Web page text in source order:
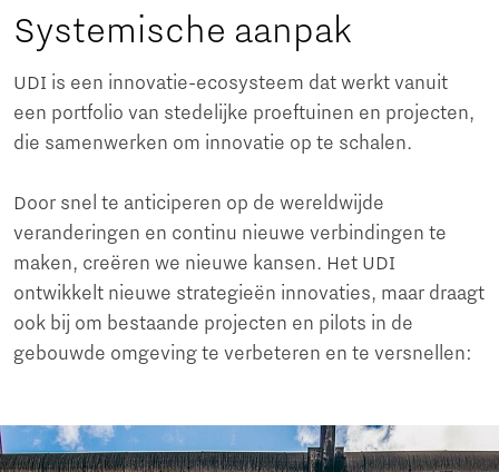
Systemische aanpak
UDI is een innovatie-ecosysteem dat werkt vanuit
een portfolio van stedelijke proeftuinen en projecten,
die samenwerken om innovatie op te schalen.
Door snel te anticiperen op de wereldwijde
veranderingen en continu nieuwe verbindingen te
maken, creëren we nieuwe kansen. Het UDI
ontwikkelt nieuwe strategieën innovaties, maar draagt
ook ​​bij om bestaande projecten en pilots in de
gebouwde omgeving te verbeteren en te versnellen: